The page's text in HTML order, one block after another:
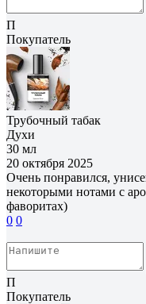
П
Покупатель
Трубочный табак
Духи
30 мл
20 октября 2025
Очень понравился,
некоторыми нотами с
фаворитах)
0 0
П
Покупатель